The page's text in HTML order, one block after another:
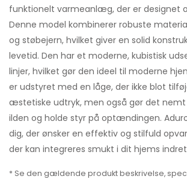
funktionelt varmeanlæg, der er designet
Denne model kombinerer robuste
og støbejern, hvilket giver en solid
levetid. Den har et moderne, kubistisk
linjer, hvilket gør den ideel til moderne
er udstyret med en låge, der ikke blot
æstetiske udtryk, men også gør det
ilden og holde styr på optændingen.
dig, der ønsker en effektiv og stilfuld
der kan integreres smukt i dit hjems
* Se den gældende produkt beskrivelse,